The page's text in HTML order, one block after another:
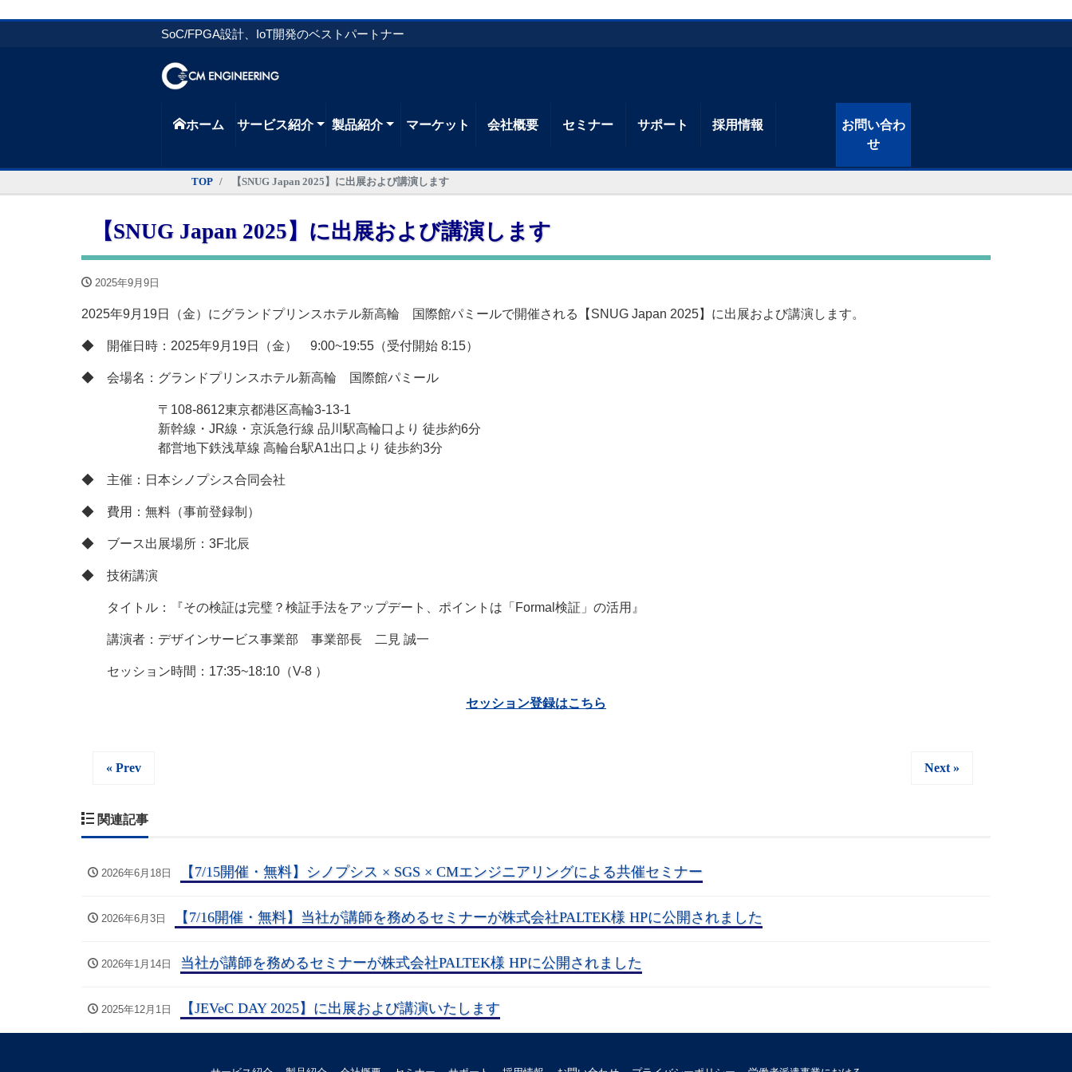
SoC/FPGA設計、IoT開発のベストパートナー
ホーム サービス紹介 製品紹介 マーケット 会社概要 セミナー サポート 採用情報
お問い合わ
せ
TOP 【SNUG Japan 2025】に出展および講演します
【SNUG Japan 2025】に出展および講演します
2025年9月9日
2025年9月19日（金）にグランドプリンスホテル新高輪 国際館パミールで開催される【SNUG Japan 2025】に出展および講演します。
◆ 開催日時：2025年9月19日（金） 9:00~19:55（受付開始 8:15）
◆ 会場名：グランドプリンスホテル新高輪 国際館パミール
〒108-8612東京都港区高輪3-13-1
新幹線・JR線・京浜急行線 品川駅高輪口より 徒歩約6分
都営地下鉄浅草線 高輪台駅A1出口より 徒歩約3分
◆ 主催：日本シノプシス合同会社
◆ 費用：無料（事前登録制）
◆ ブース出展場所：3F北辰
◆ 技術講演
タイトル：『その検証は完璧？検証手法をアップデート、ポイントは「Formal検証」の活用』
講演者：デザインサービス事業部 事業部長 二見 誠一
セッション時間：17:35~18:10（V-8 ）
セッション登録はこちら
« Prev Next »
関連記事
2026年6月18日 【7/15開催・無料】シノプシス × SGS × CMエンジニアリングによる共催セミナー
2026年6月3日 【7/16開催・無料】当社が講師を務めるセミナーが株式会社PALTEK様 HPに公開されました
2026年1月14日 当社が講師を務めるセミナーが株式会社PALTEK様 HPに公開されました
2025年12月1日 【JEVeC DAY 2025】に出展および講演いたします